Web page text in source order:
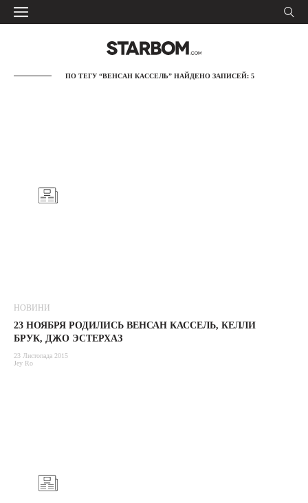
ПО ТЕГУ “ВЕНСАН КАССЕЛЬ” НАЙДЕНО ЗАПИСЕЙ: 5
НОВИНИ
23 НОЯБРЯ РОДИЛИСЬ ВЕНСАН КАССЕЛЬ, КЕЛЛИ
БРУК, ДЖО ЭСТЕРХАЗ
23 Листопада 2015
Jey Ro